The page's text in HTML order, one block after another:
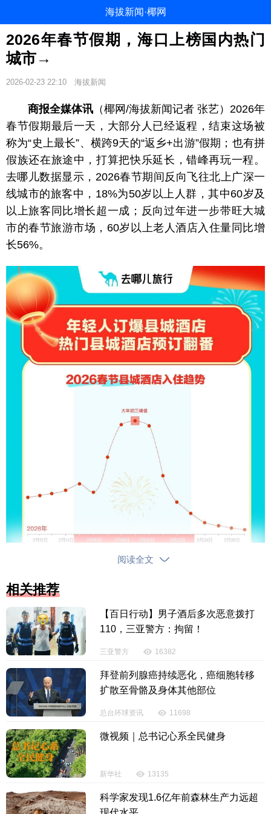
海拔新闻·椰网
2026年春节假期，海口上榜国内热门
城市→
2026-02-23 22:10 海拔新闻
商报全媒体讯 （椰网/海拔新闻记者 张艺）2026年
春节假期最后一天，大部分人已经返程，结束这场被
称为“史上最长”、横跨9天的“返乡+出游”假期；也有拼
假族还在旅途中，打算把快乐延长，错峰再玩一程。
去哪儿数据显示，2026春节期间反向飞往北上广深一
线城市的旅客中，18%为50岁以上人群，其中60岁及
以上旅客同比增长超一成；反向过年进一步带旺大城
市的春节旅游市场，60岁以上老人酒店入住量同比增
长56%。
假期多出1天，让2026年春节整体出游热度创历史
新高。出外“旅游式过年”，与返乡“过年式旅游”双双爆
火，全国不仅各大知名景区人从众，“家门口旅游”也带
火了县城里的景区，一批小城迎来了始料未及的“泼天
进了村里，热门县城春节期间酒店预订量翻倍增长。
阅读全文
相关推荐
【百日行动】男子酒后多次恶意拨打
110，三亚警方：拘留！
三亚警方 16382
拜登前列腺癌持续恶化，癌细胞转移
扩散至骨骼及身体其他部位
总台环球资讯 11698
微视频｜总书记心系全民健身
新华社 13135
科学家发现1.6亿年前森林生产力远超